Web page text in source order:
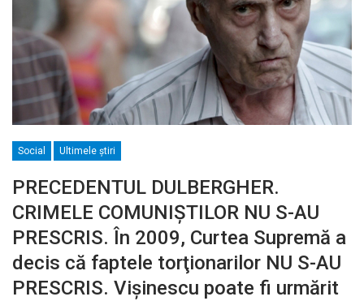
Social Ultimele ştiri
PRECEDENTUL DULBERGHER.
CRIMELE COMUNIŞTILOR NU S-AU
PRESCRIS. În 2009, Curtea Supremă a
decis că faptele torţionarilor NU S-AU
PRESCRIS. Vişinescu poate fi urmărit